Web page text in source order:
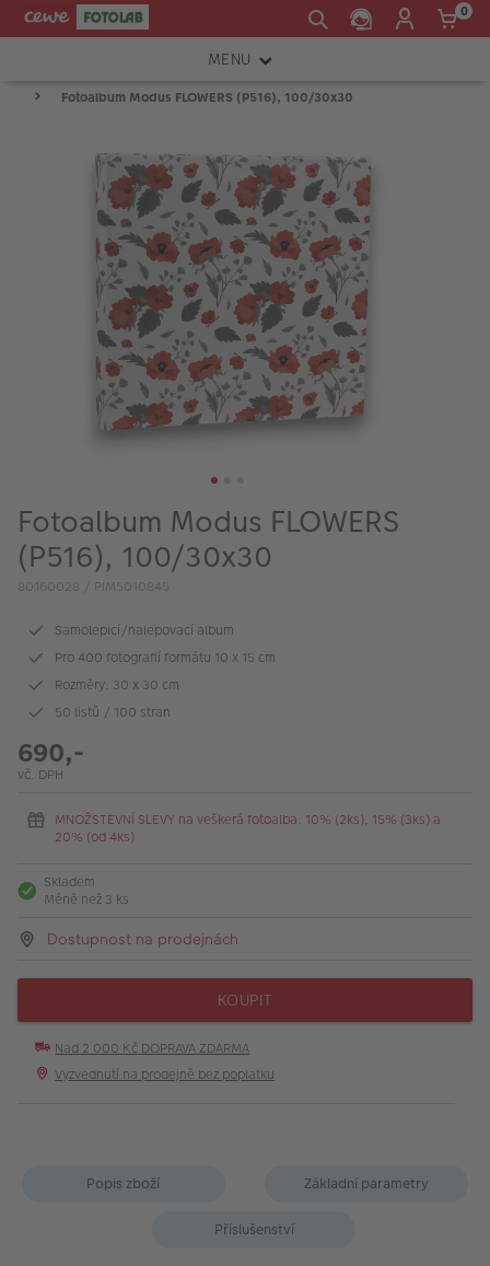
0
MENU
FOTOAPARÁTY
TISKÁRNY A SKENERY
FOTOBRAŠNY
PŘÍSLUŠENSTVÍ
FOTO BAZAR
Akce a slevy
Fotoprodukty
Fotoalbum Modus FLOWERS (P516), 100/30x30
Fotoalbum Modus FLOWERS
(P516), 100/30x30
80160028 / PIM5010845
Samolepicí/nalepovací album
Pro 400 fotografií formátu 10 x 15 cm
Rozměry: 30 x 30 cm
50 listů / 100 stran
690,-
vč. DPH
MNOŽSTEVNÍ SLEVY na veškerá fotoalba: 10% (2ks), 15% (3ks) a
20% (od 4ks)
Skladem
Méně než 3 ks
Dostupnost na prodejnách
KOUPIT
Nad 2 000 Kč DOPRAVA ZDARMA
Vyzvednutí na prodejně bez poplatku
Popis zboží Základní parametry
Příslušenství